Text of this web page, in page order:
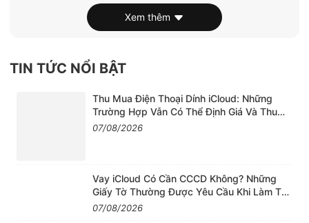
Xem thêm
TIN TỨC NỔI BẬT
Thu Mua Điện Thoại Dính iCloud: Những
Trường Hợp Vẫn Có Thể Định Giá Và Thu
Mua
07/08/2026
Vay iCloud Có Cần CCCD Không? Những
Giấy Tờ Thường Được Yêu Cầu Khi Làm Thủ
Tục
07/08/2026